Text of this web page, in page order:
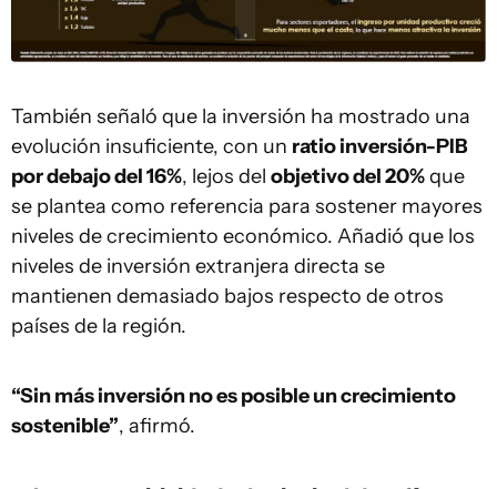
También señaló que la inversión ha mostrado una
evolución insuficiente, con un ratio inversión-PIB
por debajo del 16%, lejos del objetivo del 20%que
se plantea como referencia para sostener mayores
niveles de crecimiento económico. Añadió que los
niveles de inversión extranjera directa se
mantienen demasiado bajos respecto de otros
países de la región.
“Sin más inversión no es posible un crecimiento
sostenible”, afirmó.